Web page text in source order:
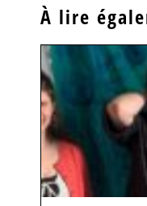
À lire